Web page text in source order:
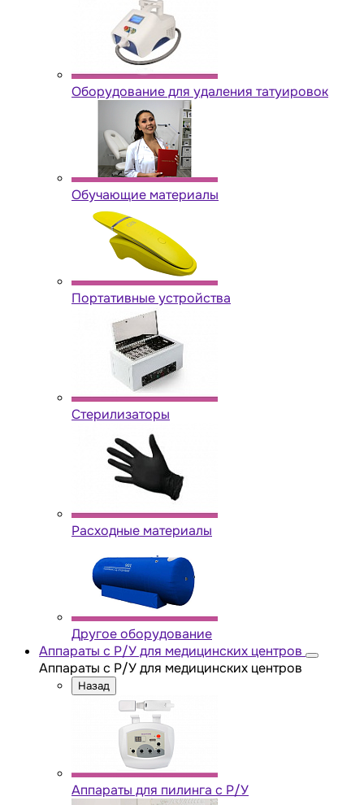
Оборудование для удаления татуировок
Обучающие материалы
Портативные устройства
Стерилизаторы
Расходные материалы
Другое оборудование
Аппараты с Р/У для медицинских центров
Аппараты с Р/У для медицинских центров
Назад
Аппараты для пилинга с Р/У